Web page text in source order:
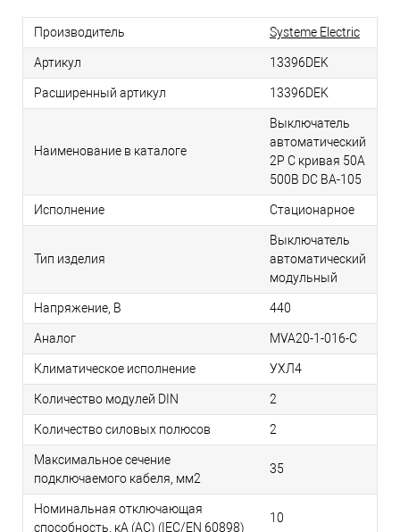
Производитель Systeme Electric
Артикул 13396DEK
Расширенный артикул 13396DEK
Наименование в каталоге
Выключатель
автоматический
2P C кривая 50A
500В DC ВА-105
Исполнение Стационарное
Тип изделия
Выключатель
автоматический
модульный
Напряжение, В 440
Аналог MVA20-1-016-C
Климатическое исполнение УХЛ4
Количество модулей DIN 2
Количество силовых полюсов 2
Максимальное сечение
подключаемого кабеля, мм2
35
Номинальная отключающая
способность, кA (AC) (IEC/EN 60898)
10